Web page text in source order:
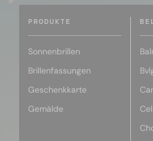
PRODUKTE
Sonnenbrillen
Brillenfassungen
Geschenkkarte
Gemälde